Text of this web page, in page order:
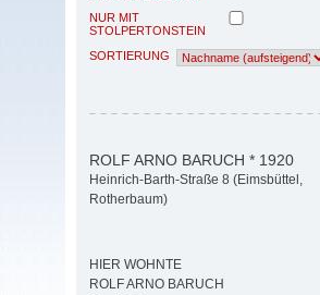
NUR MIT
STOLPERTONSTEIN
SORTIERUNG
ROLF ARNO BARUCH * 1920
Heinrich-Barth-Straße 8 (Eimsbüttel,
Rotherbaum)
HIER WOHNTE
ROLF ARNO BARUCH